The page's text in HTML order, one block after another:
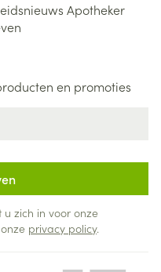
Apotheker
en promoties
u zich in voor onze
privacy policy.